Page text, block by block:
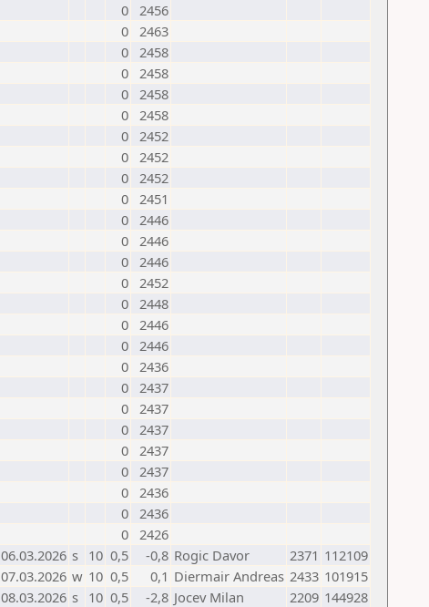
0 2456
0 2463
0 2458
0 2458
0 2458
0 2458
0 2452
0 2452
0 2452
0 2451
0 2446
0 2446
0 2446
0 2452
0 2448
0 2446
0 2446
0 2436
0 2437
0 2437
0 2437
0 2437
0 2437
0 2436
0 2436
0 2426
06.03.2026 s 10 0,5 -0,8 Rogic Davor 2371 112109
07.03.2026 w 10 0,5 0,1 Diermair Andreas 2433 101915
08.03.2026 s 10 0,5 -2,8 Jocev Milan 2209 144928